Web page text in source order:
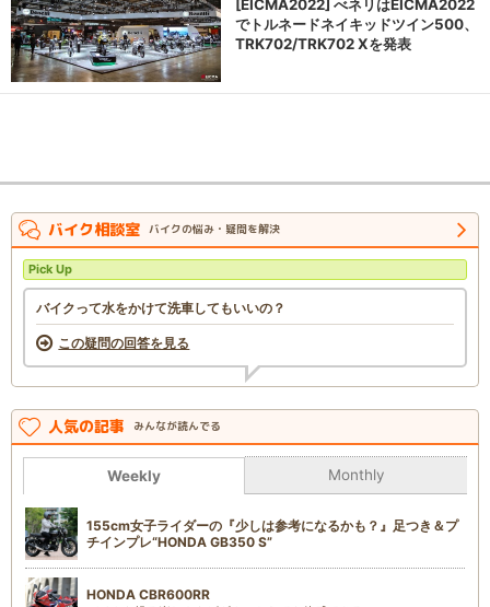
[EICMA2022] べネリはEICMA2022
でトルネードネイキッドツイン500、
TRK702/TRK702 Xを発表
バイク相談室 バイクの悩み・疑問を解決
Pick Up
バイクって水をかけて洗車してもいいの？
この疑問の回答を見る
人気の記事 みんなが読んでる
Weekly Monthly
155cm女子ライダーの『少しは参考になるかも？』足つき＆プ
チインプレ“HONDA GB350 S”
HONDA CBR600RR